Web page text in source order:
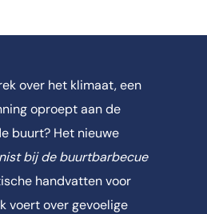
over het klimaat, een
oproept aan de
buurt? Het nieuwe
bij de buurtbarbecue
handvatten voor
voert over gevoelige